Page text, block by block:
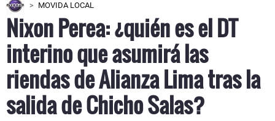
MOVIDA LOCAL
Nixon Perea: ¿quién es el DT
interino que asumirá las
riendas de Alianza Lima tras la
salida de Chicho Salas?